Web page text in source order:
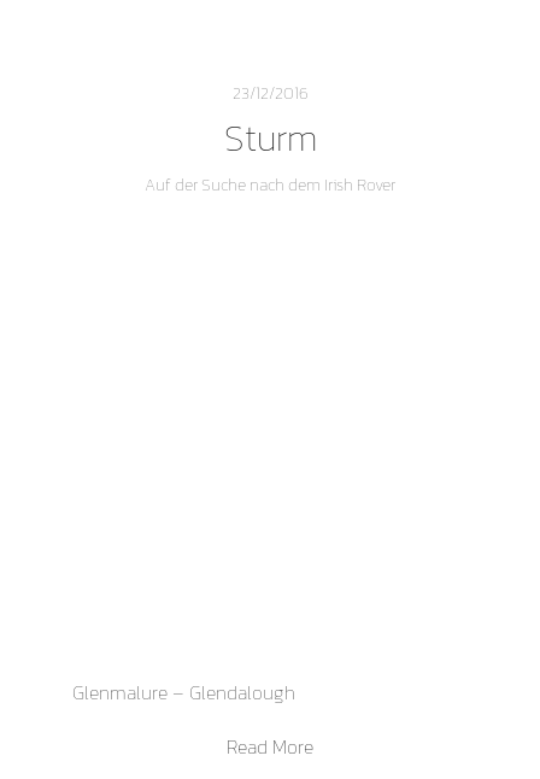
23/12/2016
Sturm
Auf der Suche nach dem Irish Rover
Glenmalure – Glendalough
Read More